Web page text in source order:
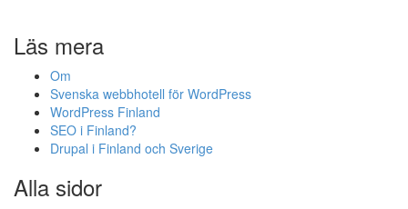
Läs mera
Om
Svenska webbhotell för WordPress
WordPress Finland
SEO i Finland?
Drupal i Finland och Sverige
Alla sidor